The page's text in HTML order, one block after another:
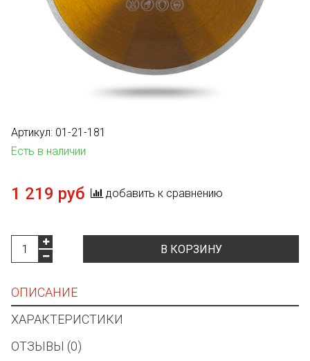
Артикул: 01-21-181
Есть в наличии
1 219 руб добавить к сравнению
В КОРЗИНУ
ОПИСАНИЕ
ХАРАКТЕРИСТИКИ
ОТЗЫВЫ (0)